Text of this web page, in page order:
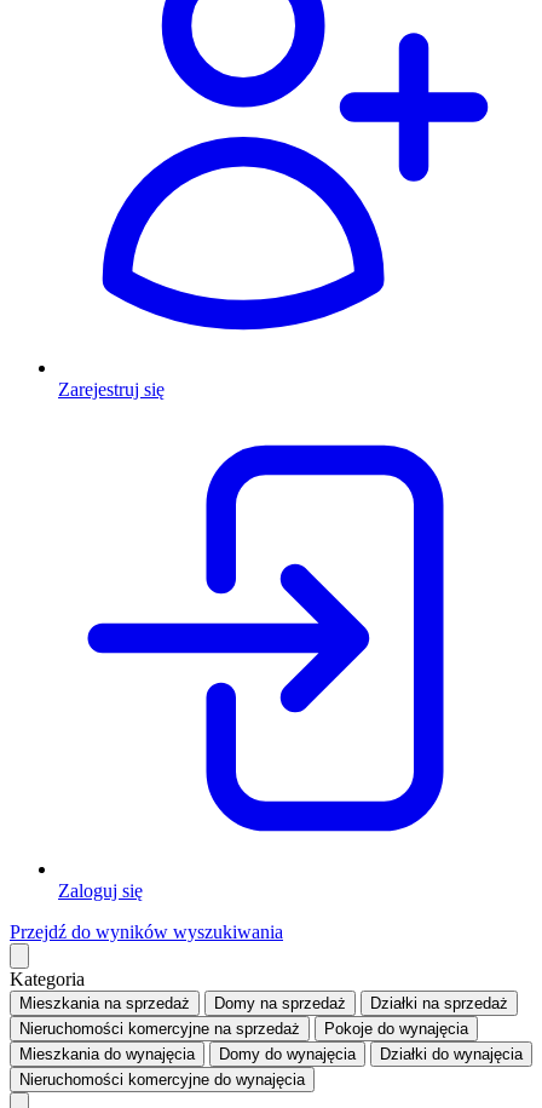
Zarejestruj się
Zaloguj się
Przejdź do wyników wyszukiwania
Kategoria
Mieszkaniana sprzedaż Domy na sprzedaż Działki na sprzedaż
Nieruchomości komercyjne na sprzedaż Pokoje do wynajęcia
Mieszkaniado wynajęcia Domy do wynajęcia Działki do wynajęcia
Nieruchomości komercyjne do wynajęcia